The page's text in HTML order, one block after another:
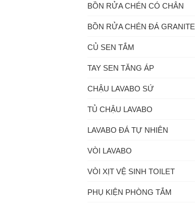
BỒN RỬA CHÉN CÓ CHÂN
BỒN RỬA CHÉN ĐÁ GRANITE
CỦ SEN TẮM
TAY SEN TĂNG ÁP
CHẬU LAVABO SỨ
TỦ CHẬU LAVABO
LAVABO ĐÁ TỰ NHIÊN
VÒI LAVABO
VÒI XỊT VỆ SINH TOILET
PHỤ KIỆN PHÒNG TẮM